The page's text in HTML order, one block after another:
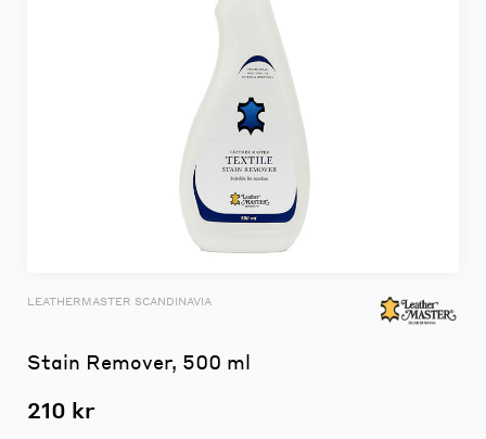
LEATHERMASTER SCANDINAVIA
Stain Remover, 500 ml
210 kr